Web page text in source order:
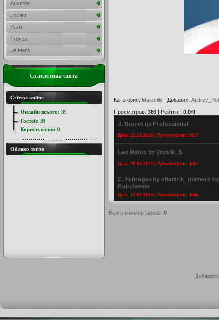
Категория: Marseille | Добавил: Andrey_Pol
Просмотров: 386 | Рейтинг: 0.0/0
J. Brenet by Professional
Дата: 19.02.2016 | Просмотров: 3617
Leo Matos by Znovik_S
Дата: 29.05.2015 | Просмотров: 4051
C. Fabregas by shamrik_gunners by
Kairzhanov
Дата: 12.05.2015 | Просмотров: 4644
Всего комментариев: 0
Auxerre
Lorient
Paris
Troyes
Le Mans
Статистика сайта
Сейчас online
Онлайн всього: 39
Гостей: 39
Користувачів: 0
Облако тегов